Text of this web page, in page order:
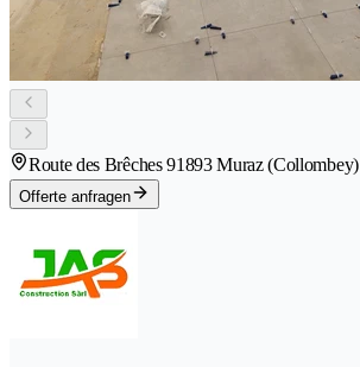
Route des Brêches 91893 Muraz (Collombey)
Offerte anfragen